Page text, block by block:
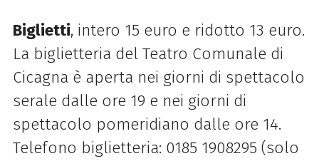
Biglietti, intero 15 euro e ridotto 13 euro.
La biglietteria del Teatro Comunale di
Cicagna è aperta nei giorni di spettacolo
serale dalle ore 19 e nei giorni di
spettacolo pomeridiano dalle ore 14.
Telefono biglietteria: 0185 1908295 (solo